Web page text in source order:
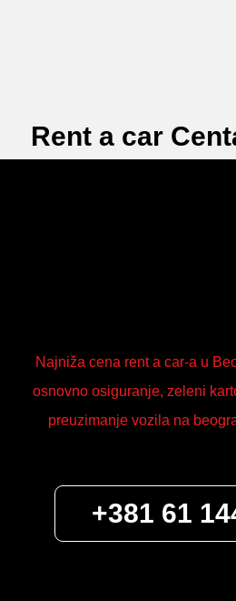
Rent a car
Najniža cena rent a car-a u
osnovno osiguranje, zeleni
preuzimanje vozila na
+381 61